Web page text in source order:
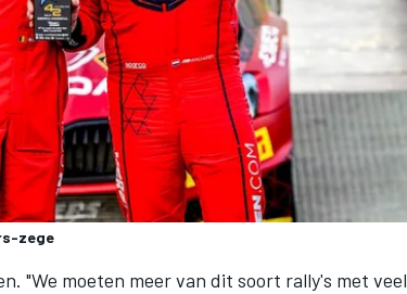
zege
"We moeten meer van dit soort rally's met veel